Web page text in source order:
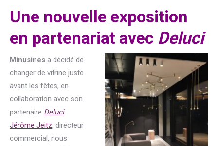
Une nouvelle exposition
en partenariat avec Deluci
Minusines a décidé de
changer de vitrine juste
avant les fêtes, en
collaboration avec son
partenaire Deluci.
Jérôme Jeitz, directeur
commercial, nous